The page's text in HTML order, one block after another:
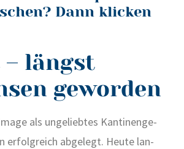
Dann klicken
– längst
geworden
als unge­lieb­tes Kan­ti­nen­ge­
erfolg­reich abge­legt. Heu­te lan­